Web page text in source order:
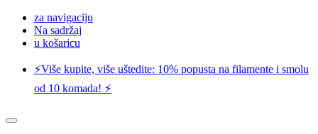
za navigaciju
Na sadržaj
u košaricu
⚡️Više kupite, više uštedite: 10% popusta na filamente i smolu
od 10 komada! ⚡️